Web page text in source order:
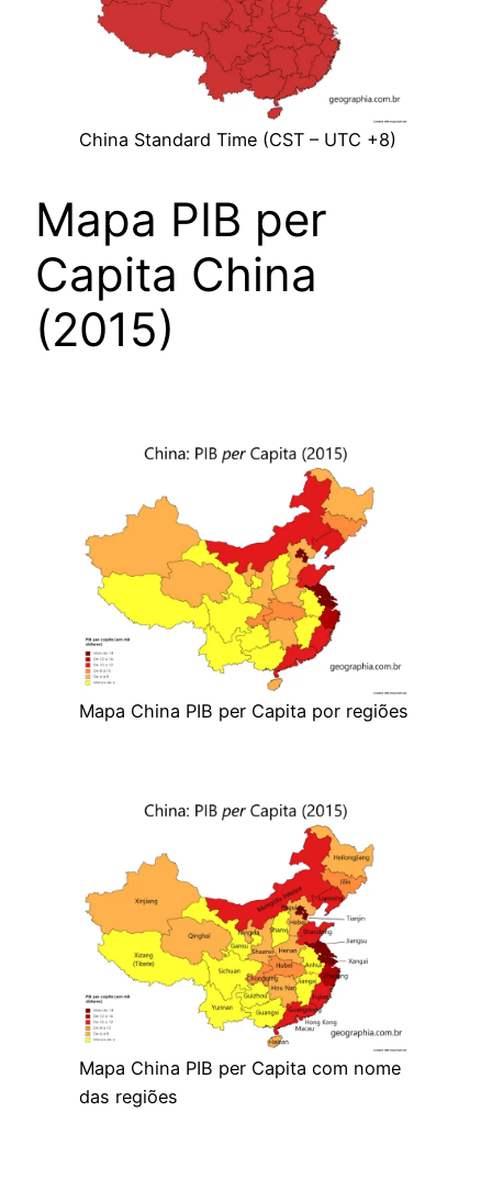
China Standard Time (CST – UTC +8)
Mapa PIB per
Capita China
(2015)
Mapa China PIB per Capita por regiões
Mapa China PIB per Capita com nome
das regiões